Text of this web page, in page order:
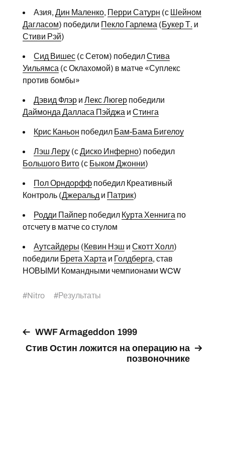
Азия, Дин Маленко, Перри Сатурн (с Шейном
Дагласом) победили Пекло Гарлема (Букер Т. и
Стиви Рэй)
Сид Вишес(с Сетом) победилСтива
Уильямса (с Оклахомой) в матче «Суплекс
против бомбы»
Дэвид Флэри Лекс Люгерпобедили
Даймонда Далласа Пэйджа и Стинга
Крис Каньон победил Бам-Бама Бигелоу
Лэш Леру(сДиско Инферно) победил
Большого Вито(с Быком Джонни)
Пол Орндорффпобедил Креативный
Контроль (Джеральд и Патрик)
Родди Пайперпобедил Курта Хеннига по
отсчету в матче со стулом
Аутсайдеры (Кевин Нэш и Скотт Холл)
победили Брета Харта и Голдберга, став
НОВЫМИ Командными чемпионами WCW
#Nitro #Результаты
WWF Armageddon 1999
Стив Остин ложится на операцию на
позвоночнике